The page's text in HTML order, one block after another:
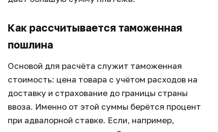
Как рассчитывается таможенная
пошлина
Основой для расчёта служит таможенная
стоимость: цена товара с учётом расходов на
доставку и страхование до границы страны
ввоза. Именно от этой суммы берётся процент
при адвалорной ставке. Если, например,